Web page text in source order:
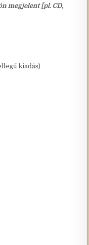
megjelent [pl. CD,
kiadás)